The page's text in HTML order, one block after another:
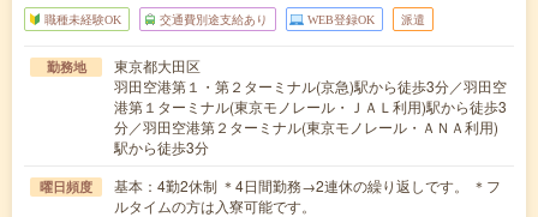
職種未経験OK 交通費別途支給あり WEB登録OK 派遣
勤務地
東京都大田区
羽田空港第１・第２ターミナル(京急)駅から徒歩3分／羽田空
港第１ターミナル(東京モノレール・ＪＡＬ利用)駅から徒歩3
分／羽田空港第２ターミナル(東京モノレール・ＡＮＡ利用)
駅から徒歩3分
曜日頻度
基本：4勤2休制 ＊4日間勤務→2連休の繰り返しです。 ＊フ
ルタイムの方は入寮可能です。